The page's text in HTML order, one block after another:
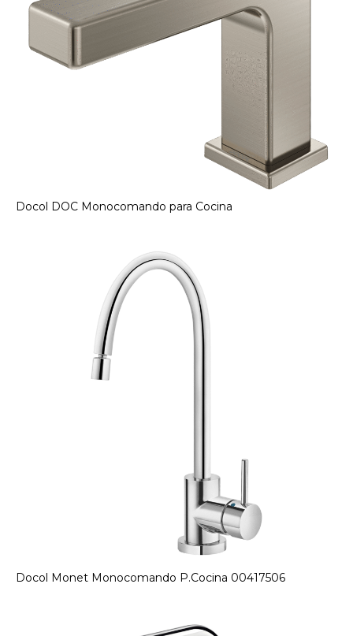
Docol DOC Monocomando para Cocina
Docol Monet Monocomando P.Cocina 00417506